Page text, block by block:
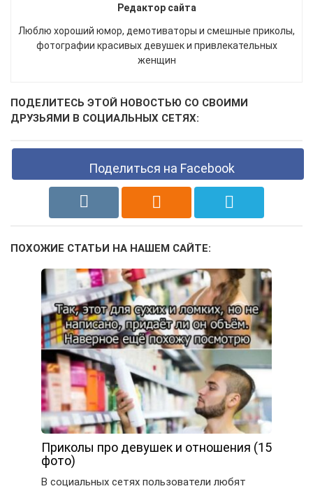
Редактор сайта
Люблю хороший юмор, демотиваторы и смешные приколы,
фотографии красивых девушек и привлекательных
женщин
ПОДЕЛИТЕСЬ ЭТОЙ НОВОСТЬЮ СО СВОИМИ
ДРУЗЬЯМИ В СОЦИАЛЬНЫХ СЕТЯХ:
Поделиться на Facebook
ПОХОЖИЕ СТАТЬИ НА НАШЕМ САЙТЕ:
Приколы про девушек и отношения (15
фото)
В социальных сетях пользователи любят